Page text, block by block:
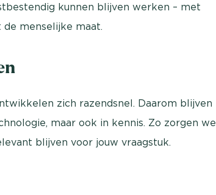
kunnen blijven werken – met
menselijke maat.
zich razendsnel. Daarom blijven
maar ook in kennis. Zo zorgen we
blijven voor jouw vraagstuk.